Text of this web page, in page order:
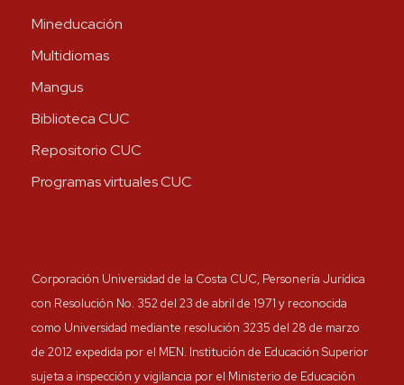
Mineducación
Multidiomas
Mangus
Biblioteca CUC
Repositorio CUC
Programas virtuales CUC
Corporación Universidad de la Costa CUC, Personería Jurídica
con Resolución No. 352 del 23 de abril de 1971 y reconocida
como Universidad mediante resolución 3235 del 28 de marzo
de 2012 expedida por el MEN. Institución de Educación Superior
sujeta a inspección y vigilancia por el Ministerio de Educación